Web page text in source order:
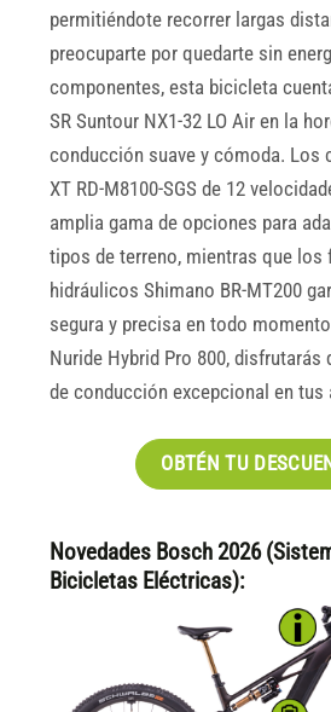
permitiéndote recorrer largas
preocuparte por quedarte sin
componentes, esta bicicleta
SR Suntour NX1-32 LO Air en la
conducción suave y cómoda. Los
XT RD-M8100-SGS de 12
amplia gama de opciones para
tipos de terreno, mientras que los
hidráulicos Shimano BR-MT200
segura y precisa en todo
Nuride Hybrid Pro 800, disfrutarás
de conducción excepcional en tus
OBTÉN TU
Novedades Bosch 2026
Bicicletas Eléctricas):